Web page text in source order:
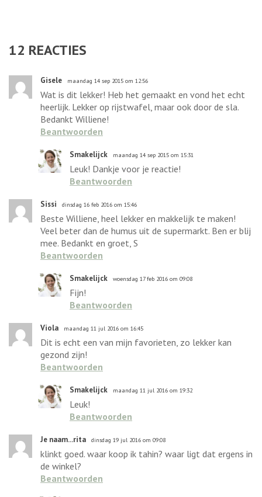
12 REACTIES
Gisele maandag 14 sep 2015 om 12:56
Wat is dit lekker! Heb het gemaakt en vond het echt
heerlijk. Lekker op rijstwafel, maar ook door de sla.
Bedankt Williene!
Beantwoorden
Smakelijck maandag 14 sep 2015 om 15:31
Leuk! Dankje voor je reactie!
Beantwoorden
Sissi dinsdag 16 feb 2016 om 15:46
Beste Williene, heel lekker en makkelijk te maken!
Veel beter dan de humus uit de supermarkt. Ben er blij
mee. Bedankt en groet, S
Beantwoorden
Smakelijck woensdag 17 feb 2016 om 09:08
Fijn!
Beantwoorden
Viola maandag 11 jul 2016 om 16:45
Dit is echt een van mijn favorieten, zo lekker kan
gezond zijn!
Beantwoorden
Smakelijck maandag 11 jul 2016 om 19:32
Leuk!
Beantwoorden
Je naam...rita dinsdag 19 jul 2016 om 09:08
klinkt goed. waar koop ik tahin? waar ligt dat ergens in
de winkel?
Beantwoorden